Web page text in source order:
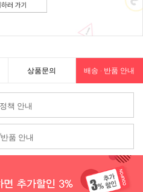
상품문의 배송 · 반품 안내
책 안내
품 안내